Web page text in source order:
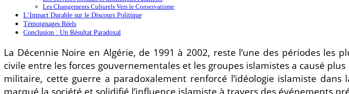
Les Changements Culturels Vers le Conservatisme
L’Impact Durable sur le Discours Politique
Témoignages Réels
Conclusion : Un Résultat Paradoxal
La Décennie Noire en Algérie, de 1991 à 2002, reste l’une des périodes les
civile entre les forces gouvernementales et les groupes islamistes a causé
militaire, cette guerre a paradoxalement renforcé l’idéologie islamiste